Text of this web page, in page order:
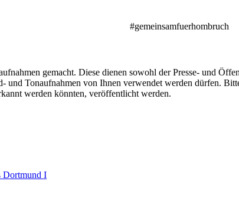
#gemeinsamfuerhombruch
gemacht. Diese dienen sowohl der Presse- und
und Tonaufnahmen von Ihnen verwendet werden dürfen.
werden könnten, veröffentlicht werden.
Dortmund I